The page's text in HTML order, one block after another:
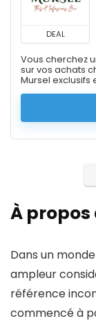
DEAL
Vous cherchez
sur vos achats
Mursel exclusifs
À propos
Dans un
ampleur
référence
commencé à